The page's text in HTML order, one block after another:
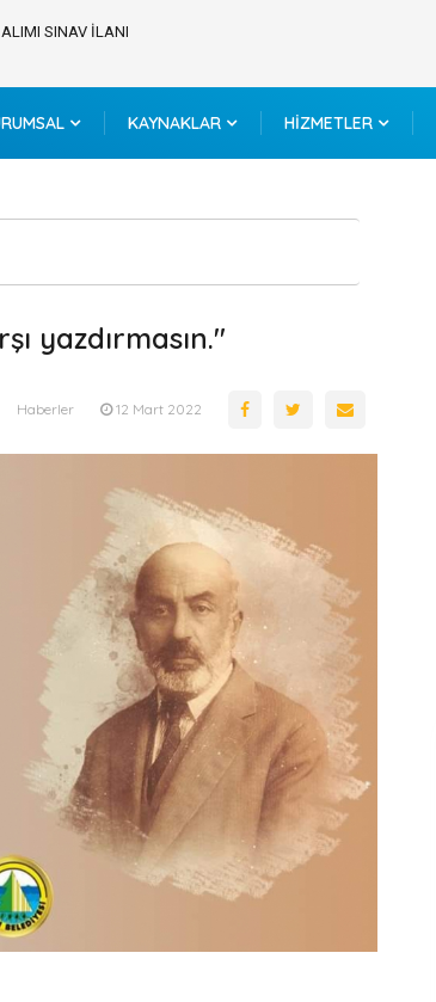
SINAV İLANI
KAYNAKLAR HİZMETLER
yazdırmasın."
Haberler 12 Mart 2022